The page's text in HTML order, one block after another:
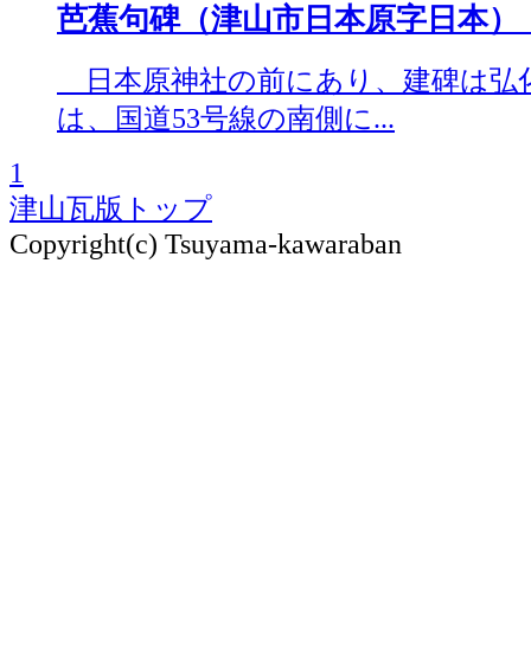
芭蕉句碑（津山市日本原字日本）
日本原神社の前にあり、建碑は弘
は、国道53号線の南側に...
1
津山瓦版トップ
Copyright(c) Tsuyama-kawaraban